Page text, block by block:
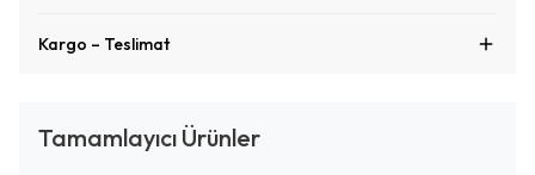
Kargo – Teslimat
Tamamlayıcı Ürünler